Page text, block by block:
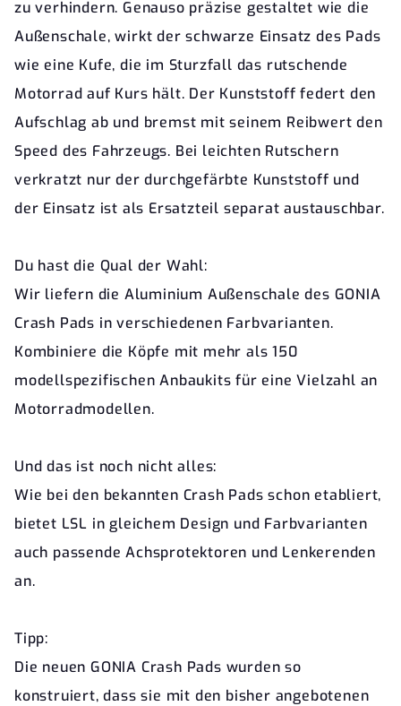
zu verhindern. Genauso präzise gestaltet wie die
Außenschale, wirkt der schwarze Einsatz des Pads
wie eine Kufe, die im Sturzfall das rutschende
Motorrad auf Kurs hält. Der Kunststoff federt den
Aufschlag ab und bremst mit seinem Reibwert den
Speed des Fahrzeugs. Bei leichten Rutschern
verkratzt nur der durchgefärbte Kunststoff und
der Einsatz ist als Ersatzteil separat austauschbar.
Du hast die Qual der Wahl:
Wir liefern die Aluminium Außenschale des GONIA
Crash Pads in verschiedenen Farbvarianten.
Kombiniere die Köpfe mit mehr als 150
modellspezifischen Anbaukits für eine Vielzahl an
Motorradmodellen.
Und das ist noch nicht alles:
Wie bei den bekannten Crash Pads schon etabliert,
bietet LSL in gleichem Design und Farbvarianten
auch passende Achsprotektoren und Lenkerenden
an.
Tipp:
Die neuen GONIA Crash Pads wurden so
konstruiert, dass sie mit den bisher angebotenen